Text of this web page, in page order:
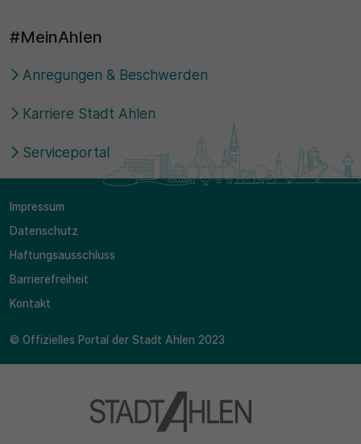
#MeinAhlen
Anregungen & Beschwerden
Karriere Stadt Ahlen
Serviceportal
Impressum
Datenschutz
Haftungsausschluss
Barrierefreiheit
Kontakt
© Offizielles Portal der Stadt Ahlen 2023